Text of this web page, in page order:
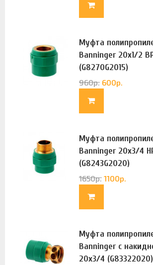
Муфта
Banninger 20х1/2
(G8270G2015)
960р. 600р.
Муфта
Banninger 20х3/4
(G8243G2020)
1650р. 1100р.
Муфта
Banninger с
20х3/4 (G83322020)